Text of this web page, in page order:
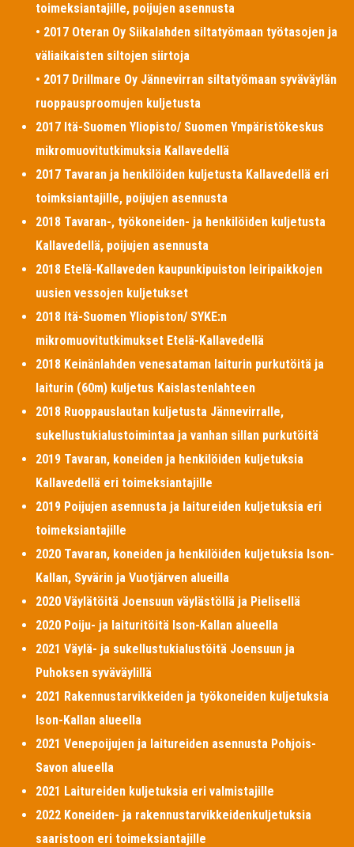
toimeksiantajille, poijujen asennusta
• 2017 Oteran Oy Siikalahden siltatyömaan työtasojen ja
väliaikaisten siltojen siirtoja
• 2017 Drillmare Oy Jännevirran siltatyömaan syväväylän
ruoppausproomujen kuljetusta
2017 Itä-Suomen Yliopisto/ Suomen Ympäristökeskus
mikromuovitutkimuksia Kallavedellä
2017 Tavaran ja henkilöiden kuljetusta Kallavedellä eri
toimksiantajille, poijujen asennusta
2018 Tavaran-, työkoneiden- ja henkilöiden kuljetusta
Kallavedellä, poijujen asennusta
2018 Etelä-Kallaveden kaupunkipuiston leiripaikkojen
uusien vessojen kuljetukset
2018 Itä-Suomen Yliopiston/ SYKE:n
mikromuovitutkimukset Etelä-Kallavedellä
2018 Keinänlahden venesataman laiturin purkutöitä ja
laiturin (60m) kuljetus Kaislastenlahteen
2018 Ruoppauslautan kuljetusta Jännevirralle,
sukellustukialustoimintaa ja vanhan sillan purkutöitä
2019 Tavaran, koneiden ja henkilöiden kuljetuksia
Kallavedellä eri toimeksiantajille
2019 Poijujen asennusta ja laitureiden kuljetuksia eri
toimeksiantajille
2020 Tavaran, koneiden ja henkilöiden kuljetuksia Ison-
Kallan, Syvärin ja Vuotjärven alueilla
2020 Väylätöitä Joensuun väylästöllä ja Pielisellä
2020 Poiju- ja laituritöitä Ison-Kallan alueella
2021 Väylä- ja sukellustukialustöitä Joensuun ja
Puhoksen syväväylillä
2021 Rakennustarvikkeiden ja työkoneiden kuljetuksia
Ison-Kallan alueella
2021 Venepoijujen ja laitureiden asennusta Pohjois-
Savon alueella
2021 Laitureiden kuljetuksia eri valmistajille
2022 Koneiden- ja rakennustarvikkeidenkuljetuksia
saaristoon eri toimeksiantajille